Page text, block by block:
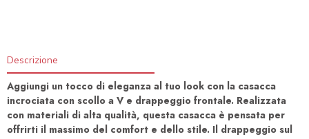
Descrizione
Aggiungi un tocco di eleganza al tuo look con la casacca
incrociata con scollo a V e drappeggio frontale. Realizzata
con materiali di alta qualità, questa casacca è pensata per
offrirti il massimo del comfort e dello stile. Il drappeggio sul